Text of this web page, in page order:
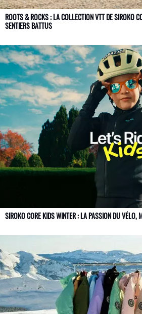
ROOTS & ROCKS : LA COLLECTION VTT DE SIROKO
SENTIERS BATTUS
SIROKO CORE KIDS WINTER : LA PASSION DU VÉLO,